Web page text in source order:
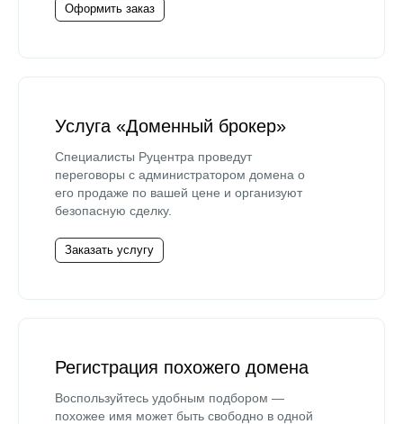
Оформить заказ
Услуга «Доменный брокер»
Специалисты Руцентра проведут
переговоры с администратором домена о
его продаже по вашей цене и организуют
безопасную сделку.
Заказать услугу
Регистрация похожего домена
Воспользуйтесь удобным подбором —
похожее имя может быть свободно в одной